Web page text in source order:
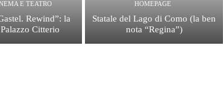
E TEATRO
Rewind”: la
Citterio
HOMEPAGE
Statale del Lago di Como (la ben
nota “Regina”)